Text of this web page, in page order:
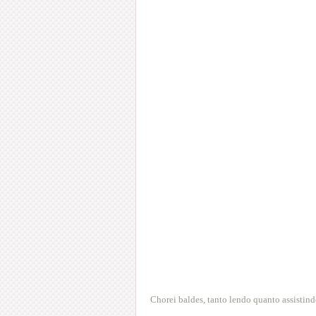
Chorei baldes, tanto lendo quanto